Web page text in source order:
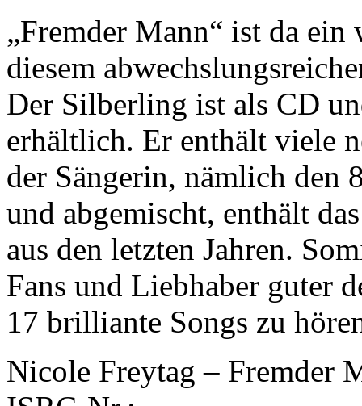
„Fremder Mann“ ist da
diesem
Der Silberling ist als CD
erhältlich. Er enthält viele
der Sängerin, nämlich den
und abgemischt, enthält
aus den letzten Jahren.
Fans und Liebhaber guter
17 brilliante Songs zu
Nicole Freytag – Fremder